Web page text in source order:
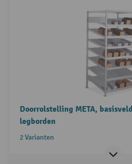
Doorrolstelling META,
legborden
2 Varianten